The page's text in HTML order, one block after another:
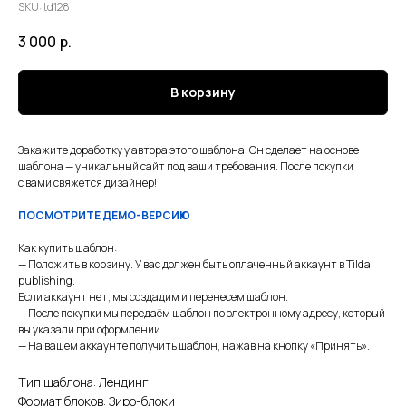
SKU:td128
3 000 р.
В корзину
Закажите доработку у автора этого шаблона. Он сделает на основе
шаблона — уникальный сайт под ваши требования. После покупки
с вами свяжется дизайнер!
ПОСМОТРИТЕ ДЕМО-ВЕРСИЮ
Как купить шаблон:
— Положить в корзину. У вас должен быть оплаченный аккаунт в Tilda
publishing.
Если аккаунт нет, мы создадим и перенесем шаблон.
— После покупки мы передаём шаблон по электронному адресу, который
вы указали при оформлении.
— На вашем аккаунте получить шаблон, нажав на кнопку «Принять».
Тип шаблона: Лендинг
Формат блоков: Зиро-блоки